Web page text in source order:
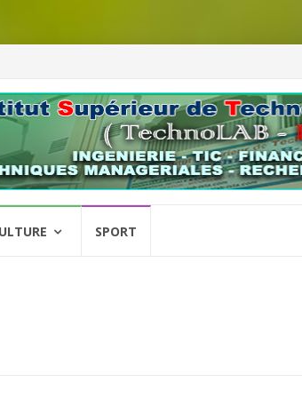
SPORT